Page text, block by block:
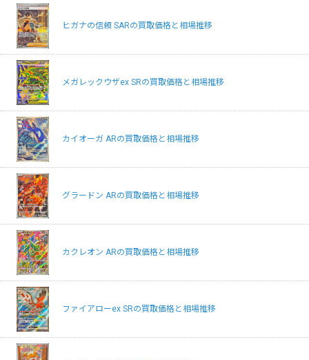
ヒガナの信頼 SARの買取価格と相場推移
メガレックウザex SRの買取価格と相場推移
カイオーガ ARの買取価格と相場推移
グラードン ARの買取価格と相場推移
カクレオン ARの買取価格と相場推移
ファイアローex SRの買取価格と相場推移